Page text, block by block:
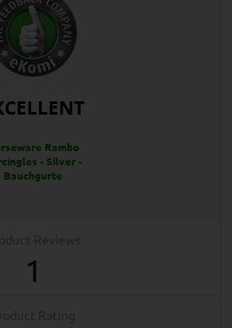
Rambo
- Silver -
Bauchgurte
1